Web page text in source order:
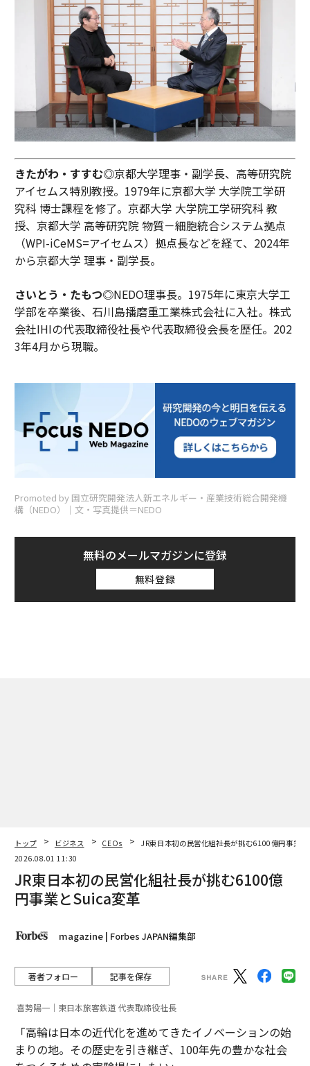
きたがわ・すすむ◎京都大学理事・副学長、高等研究院
アイセムス特別教授。1979年に京都大学 大学院工学研
究科 博士課程を修了。京都大学 大学院工学研究科 教
授、京都大学 高等研究院 物質－細胞統合システム拠点
（WPI-iCeMS=アイセムス）拠点長などを経て、2024年
から京都大学 理事・副学長。
さいとう・たもつ◎NEDO理事長。1975年に東京大学工
学部を卒業後、石川島播磨重工業株式会社に入社。株式
会社IHIの代表取締役社長や代表取締役会長を歴任。202
3年4月から現職。
Promoted by 国立研究開発法人新エネルギー・産業技術総合開発機
構（NEDO）│文・写真提供＝NEDO
無料のメールマガジンに登録
無料登録
トップ ビジネス CEOs
JR東日本初の民営化組社長が挑む6100億円事業
2026.08.01 11:30
JR東日本初の民営化組社長が挑む6100億
円事業とSuica変革
magazine | Forbes JAPAN編集部
著者フォロー 記事を保存
喜㔟陽一｜東日本旅客鉄道 代表取締役社長
「高輪は日本の近代化を進めてきたイノベーションの始
まりの地。その歴史を引き継ぎ、100年先の豊かな社会